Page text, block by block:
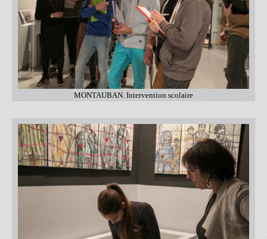
MONTAUBAN. Intervention scolaire